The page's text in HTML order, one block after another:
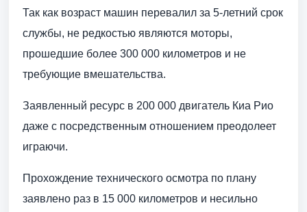
Так как возраст машин перевалил за 5-летний срок
службы, не редкостью являются моторы,
прошедшие более 300 000 километров и не
требующие вмешательства.
Заявленный ресурс в 200 000 двигатель Киа Рио
даже с посредственным отношением преодолеет
играючи.
Прохождение технического осмотра по плану
заявлено раз в 15 000 километров и несильно